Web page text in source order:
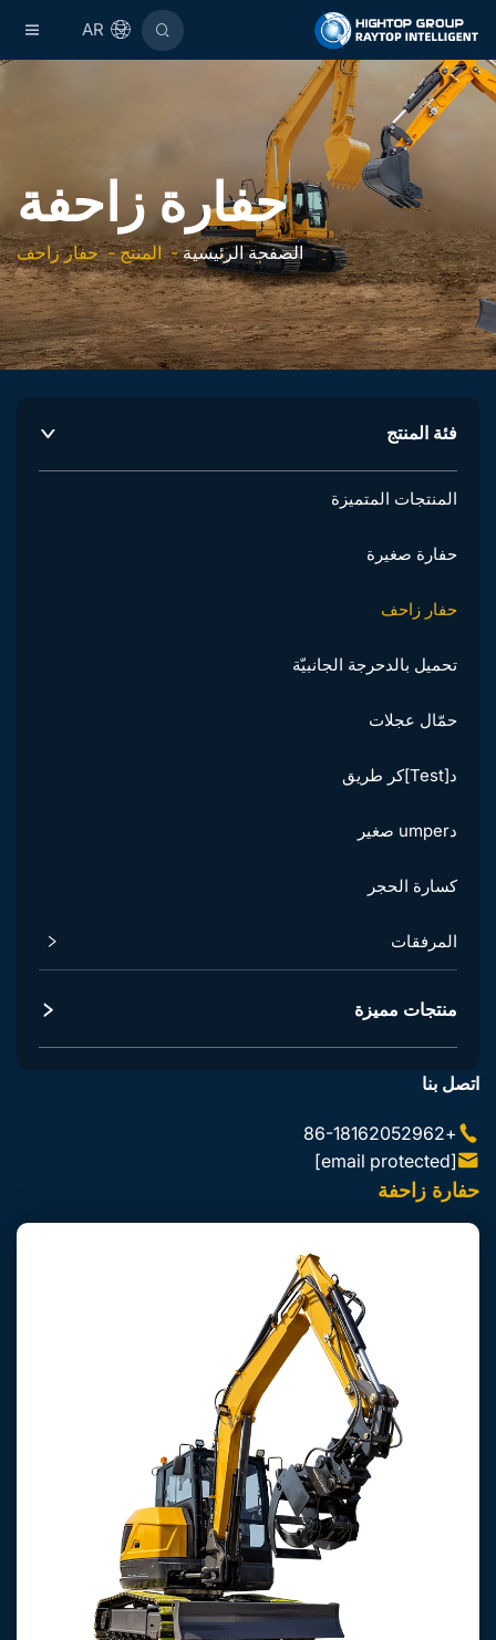
AR
حفارة زاحفة
الصفحة الرئيسية-المنتج-حفار زاحف
فئة المنتج
المنتجات المتميزة
حفارة صغيرة
حفار زاحف
تحميل بالدحرجة الجانبيّة
حمّال عجلات
د[Test]كر طريق
دumper صغير
كسارة الحجر
المرفقات
ملحقات جرافة تحمل ذاتية
منتجات مميزة
اتصل بنا
+86-18162052962
[email protected]
حفارة زاحفة